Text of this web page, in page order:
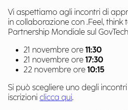
Vi aspettiamo agli incontri di
in collaborazione con .Feel, think
Partnership Mondiale sul
21 novembre ore 11:30
21 novembre ore 17:30
22 novembre ore 10:15
Si può scegliere uno degli
iscrizioni clicca qui.